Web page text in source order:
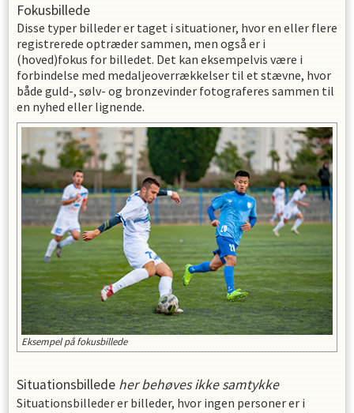
Fokusbillede
Disse typer billeder er taget i situationer, hvor en eller flere
registrerede optræder sammen, men også er i
(hoved)fokus for billedet. Det kan eksempelvis være i
forbindelse med medaljeoverrækkelser til et stævne, hvor
både guld-, sølv- og bronzevinder fotograferes sammen til
en nyhed eller lignende.
Eksempel på fokusbillede
Situationsbillede her behøves ikke samtykke
Situationsbilleder er billeder, hvor ingen personer er i